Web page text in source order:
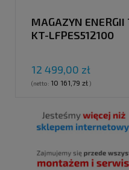
MAGAZYN ENERGII
KT-LFPES512100
12 499,00 zł
(netto: 10 161,79 zł)